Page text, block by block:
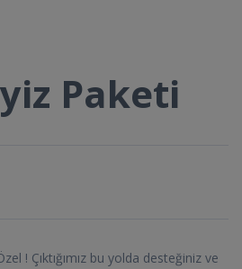
Paketi
! Çıktığımız bu yolda desteğiniz ve